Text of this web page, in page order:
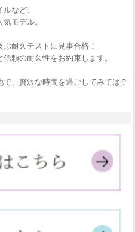
など、
モデル。
耐久テストに見事合格！
頼の耐久性をお約束します。
、贅沢な時間を過ごしてみては？